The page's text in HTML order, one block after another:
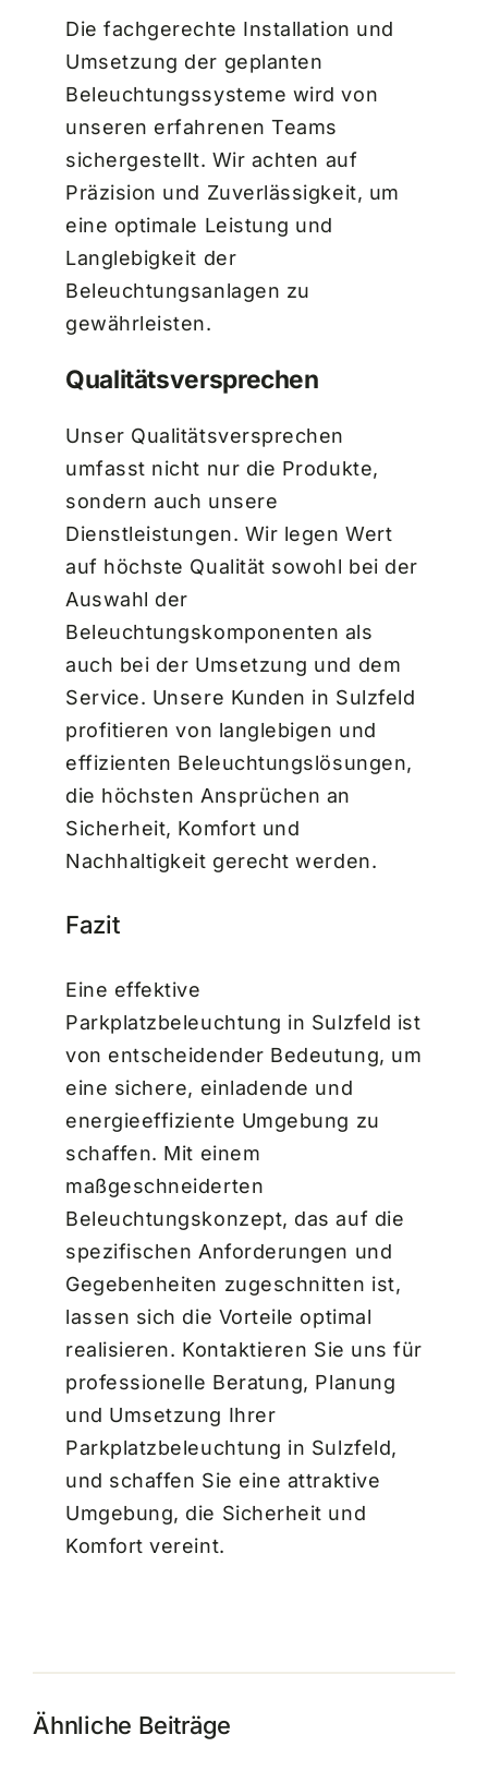
Die fachgerechte Installation und
Umsetzung der geplanten
Beleuchtungssysteme wird von
unseren erfahrenen Teams
sichergestellt. Wir achten auf
Präzision und Zuverlässigkeit, um
eine optimale Leistung und
Langlebigkeit der
Beleuchtungsanlagen zu
gewährleisten.
Qualitätsversprechen
Unser Qualitätsversprechen
umfasst nicht nur die Produkte,
sondern auch unsere
Dienstleistungen. Wir legen Wert
auf höchste Qualität sowohl bei der
Auswahl der
Beleuchtungskomponenten als
auch bei der Umsetzung und dem
Service. Unsere Kunden in Sulzfeld
profitieren von langlebigen und
effizienten Beleuchtungslösungen,
die höchsten Ansprüchen an
Sicherheit, Komfort und
Nachhaltigkeit gerecht werden.
Fazit
Eine effektive
Parkplatzbeleuchtung in Sulzfeld ist
von entscheidender Bedeutung, um
eine sichere, einladende und
energieeffiziente Umgebung zu
schaffen. Mit einem
maßgeschneiderten
Beleuchtungskonzept, das auf die
spezifischen Anforderungen und
Gegebenheiten zugeschnitten ist,
lassen sich die Vorteile optimal
realisieren. Kontaktieren Sie uns für
professionelle Beratung, Planung
und Umsetzung Ihrer
Parkplatzbeleuchtung in Sulzfeld,
und schaffen Sie eine attraktive
Umgebung, die Sicherheit und
Komfort vereint.
Ähnliche Beiträge